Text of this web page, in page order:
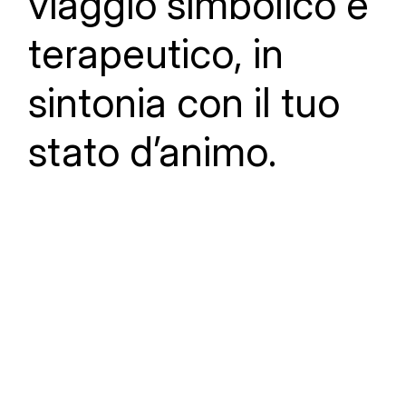
terapeutico, in
sintonia con il tuo
stato d’animo.